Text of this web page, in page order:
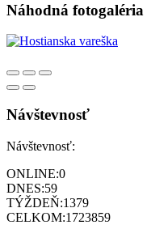
Náhodná fotogaléria
Návštevnosť
Návštevnosť:
ONLINE:0
DNES:59
TÝŽDEŇ:1379
CELKOM:1723859